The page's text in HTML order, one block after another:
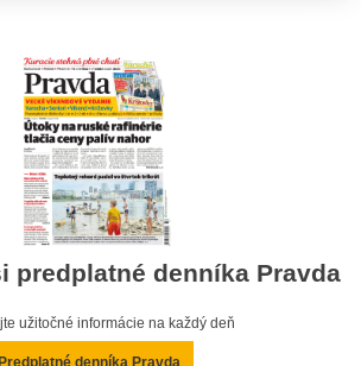
predplatné denníka Pravda
užitočné informácie na každý deň
denníka Pravda